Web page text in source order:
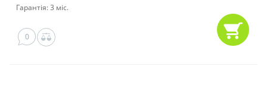
Гарантія: 3 міс.
0